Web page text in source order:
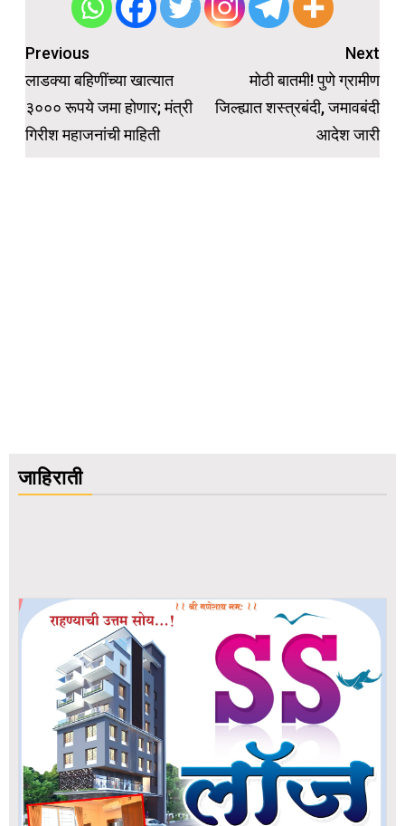
Post
navigation
Previous
लाडक्या बहिणींच्या खात्यात
३००० रूपये जमा होणार; मंत्री
गिरीश महाजनांची माहिती
Next
मोठी बातमी! पुणे ग्रामीण
जिल्ह्यात शस्त्रबंदी, जमावबंदी
आदेश जारी
जाहिराती